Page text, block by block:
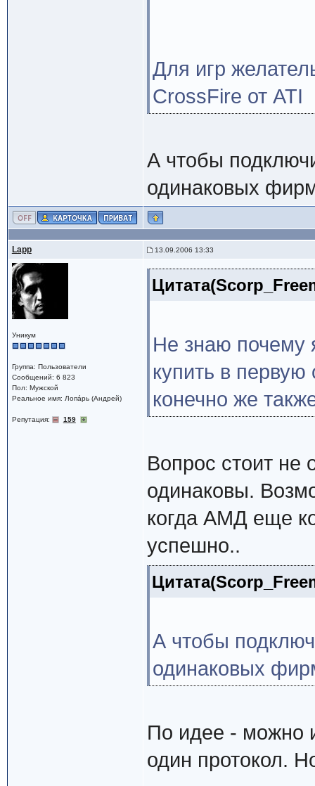
Для игр
CrossFire от ATI
А чтобы
одинаковых
Lapp 13.09.2006 13:33
Уникум
Группа: Пользователи
Сообщений: 6 823
Пол: Мужской
Реальное имя: Лопáрь (Андрей)
Репутация: 159
Не знаю почему
купить в
конечно же
Вопрос стоит не
одинаковы.
когда АМД еще
успешно..
А чтобы
одинаковых
По идее - можно
один протокол.